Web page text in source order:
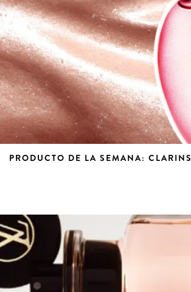
PRODUCTO DE LA SEMANA: CLARINS